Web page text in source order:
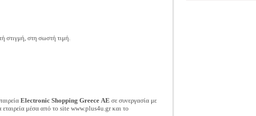
στιγμή, στη σωστή τιμή.
Electronic Shopping Greece ΑΕ σε συνεργασία με
μέσα από το site www.plus4u.gr και το